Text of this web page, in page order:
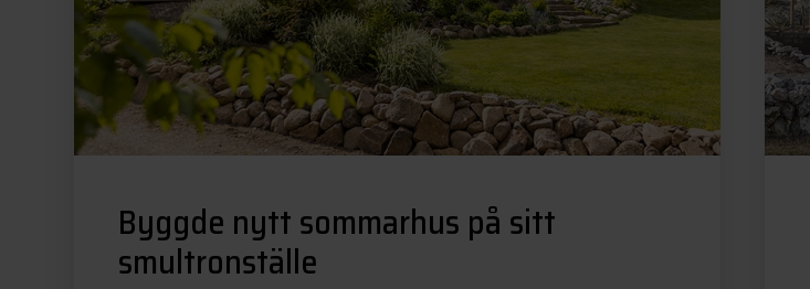
Byggde nytt sommarhus på sitt
smultronställe